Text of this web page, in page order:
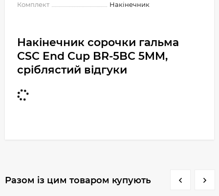
Комплект
Накінечник
Накінечник сорочки гальма
CSC End Cup BR-5BC 5MM,
сріблястий відгуки
Разом із цим товаром купують